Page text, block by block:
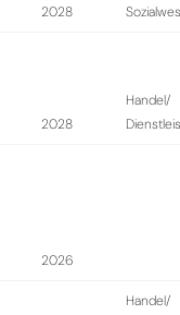
2028
2028
Handel/
2026
Handel/